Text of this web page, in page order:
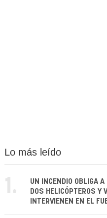
Lo más leído
1.
UN INCENDIO OBLIGA
DOS HELICÓPTEROS Y
INTERVIENEN EN EL